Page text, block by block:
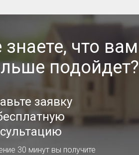
знаете, что вам
подойдет?
заявку
30 минут вы получите